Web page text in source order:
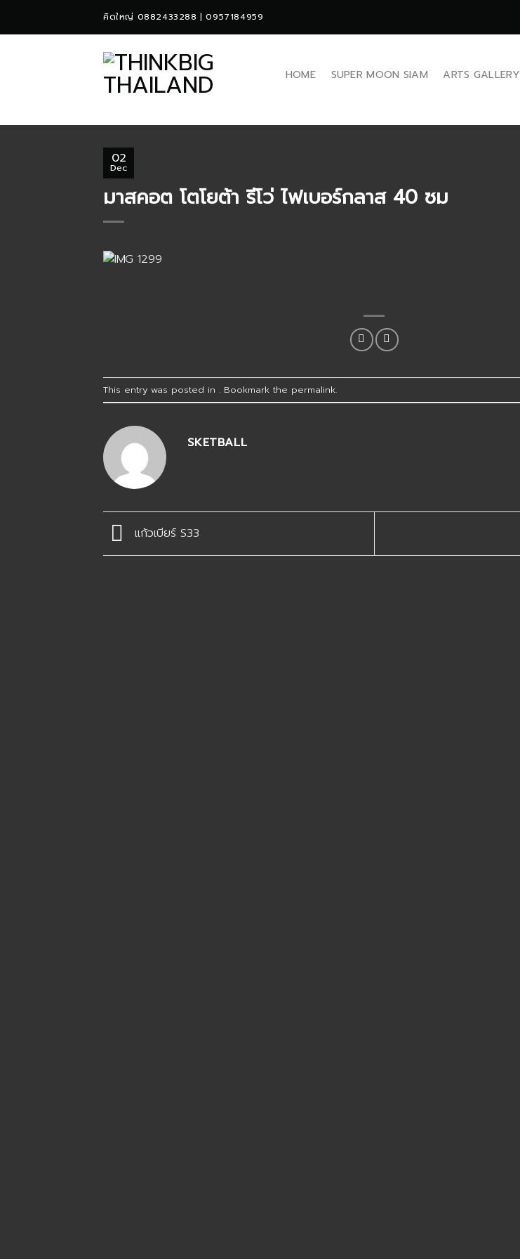
คิดใหญ่ 0882433288 | 0957184959
HOME SUPER MOON SIAM ARTS GALLERY
02
Dec
มาสคอต โตโยต้า รีโว่ ไฟเบอร์กลาส 40 ซม
This entry was posted in . Bookmark the permalink.
SKETBALL
แก้วเบียร์ S33